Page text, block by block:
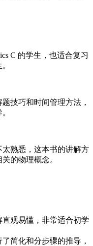
C 的学生，也适合复习
技巧和时间管理方法，
熟悉，这本书的讲解方
的物理概念。
观易懂，非常适合初学
简化和分步骤的推导，